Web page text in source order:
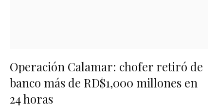
Operación Calamar: chofer retiró de
banco más de RD$1,000 millones en
24 horas